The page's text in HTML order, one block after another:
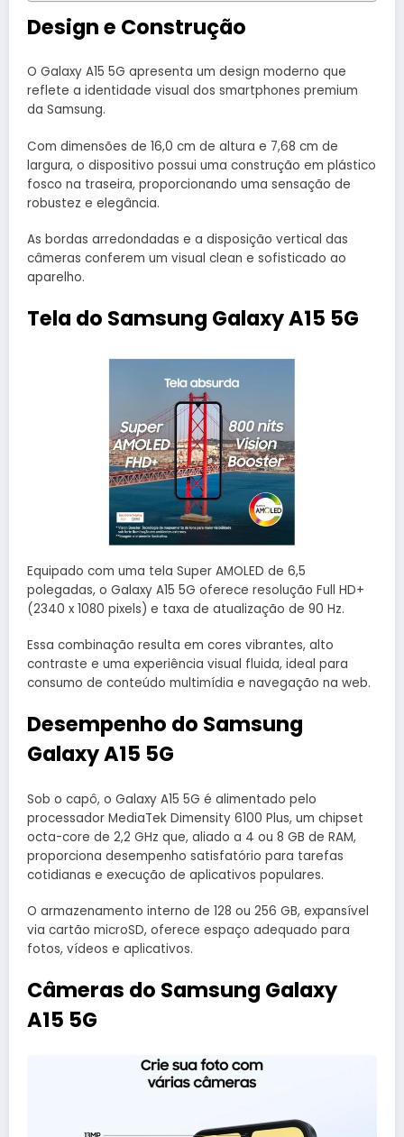
Design e Construção
O Galaxy A15 5G apresenta um design moderno que
reflete a identidade visual dos smartphones premium
da Samsung.
Com dimensões de 16,0 cm de altura e 7,68 cm de
largura, o dispositivo possui uma construção em plástico
fosco na traseira, proporcionando uma sensação de
robustez e elegância.
As bordas arredondadas e a disposição vertical das
câmeras conferem um visual clean e sofisticado ao
aparelho.
Tela do Samsung Galaxy A15 5G
Equipado com uma tela Super AMOLED de 6,5
polegadas, o Galaxy A15 5G oferece resolução Full HD+
(2340 x 1080 pixels) e taxa de atualização de 90 Hz.
Essa combinação resulta em cores vibrantes, alto
contraste e uma experiência visual fluida, ideal para
consumo de conteúdo multimídia e navegação na web.
Desempenho do Samsung
Galaxy A15 5G
Sob o capô, o Galaxy A15 5G é alimentado pelo
processador MediaTek Dimensity 6100 Plus, um chipset
octa-core de 2,2 GHz que, aliado a 4 ou 8 GB de RAM,
proporciona desempenho satisfatório para tarefas
cotidianas e execução de aplicativos populares.
O armazenamento interno de 128 ou 256 GB, expansível
via cartão microSD, oferece espaço adequado para
fotos, vídeos e aplicativos.
Câmeras do Samsung Galaxy
A15 5G